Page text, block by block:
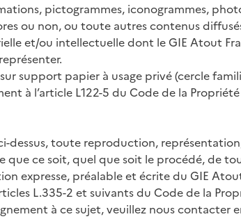
pictogrammes, iconogrammes,
ou non, ou toute autres contenus
et/ou intellectuelle dont le GIE Atout
support papier à usage privé (cercle
à l’article L122-5 du Code de la
dessus, toute reproduction,
que ce soit, quel que soit le procédé, de
expresse, préalable et écrite du GIE
L.335-2 et suivants du Code de la
à ce sujet, veuillez nous contacter